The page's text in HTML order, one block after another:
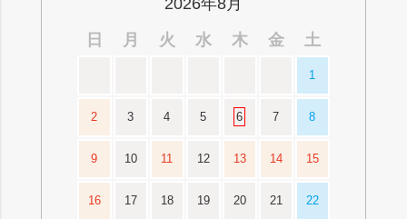
2026年8月
日
月 火 水 木 金 土
1
2 3 4 5 6 7 8
9 10 11 12 13 14 15
16 17 18 19 20 21 22